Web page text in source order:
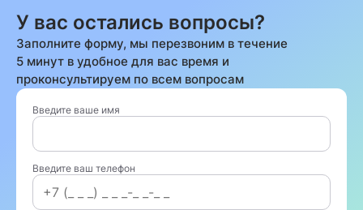
У вас остались вопросы?
Заполните форму, мы перезвоним в течение
5 минут в удобное для вас время и
проконсультируем по всем вопросам
Введите ваше имя
Введите ваш телефон